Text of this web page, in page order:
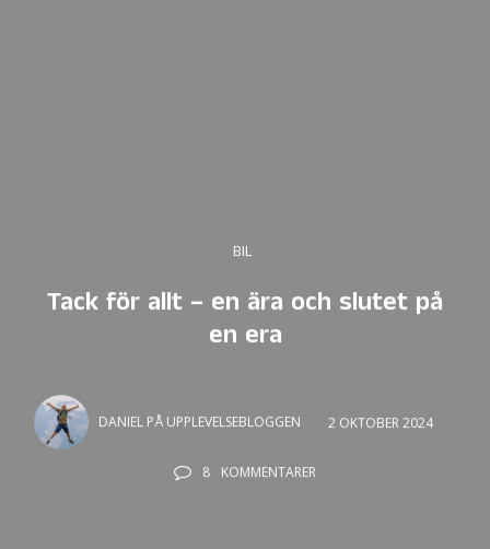
BIL
Tack för allt – en ära och slutet på
en era
DANIEL PÅ UPPLEVELSEBLOGGEN 2 OKTOBER 2024
8 KOMMENTARER